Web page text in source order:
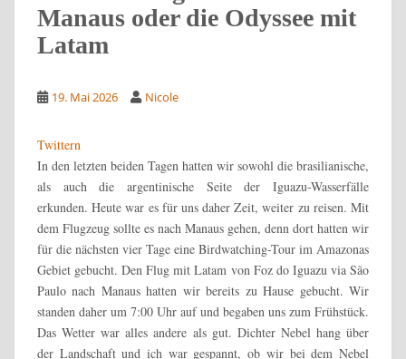
Manaus oder die Odyssee mit
Latam
19. Mai 2026 Nicole
Twittern
In den letzten beiden Tagen hatten wir sowohl die brasilianische,
als auch die argentinische Seite der Iguazu-Wasserfälle
erkunden. Heute war es für uns daher Zeit, weiter zu reisen. Mit
dem Flugzeug sollte es nach Manaus gehen, denn dort hatten wir
für die nächsten vier Tage eine Birdwatching-Tour im Amazonas
Gebiet gebucht. Den Flug mit Latam von Foz do Iguazu via São
Paulo nach Manaus hatten wir bereits zu Hause gebucht. Wir
standen daher um 7:00 Uhr auf und begaben uns zum Frühstück.
Das Wetter war alles andere als gut. Dichter Nebel hang über
der Landschaft und ich war gespannt, ob wir bei dem Nebel